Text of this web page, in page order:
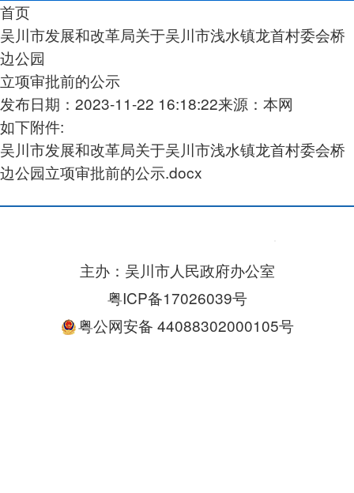
首页
吴川市发展和改革局关于吴川市浅水镇龙首村委会桥
边公园
立项审批前的公示
发布日期：2023-11-22 16:18:22来源：本网
如下附件:
吴川市发展和改革局关于吴川市浅水镇龙首村委会桥
边公园立项审批前的公示.docx
主办：吴川市人民政府办公室
粤ICP备17026039号
粤公网安备 44088302000105号